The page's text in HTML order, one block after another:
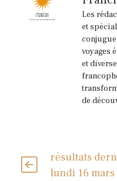
Les
et
voyages
et
de
résultats
lundi 16 mars